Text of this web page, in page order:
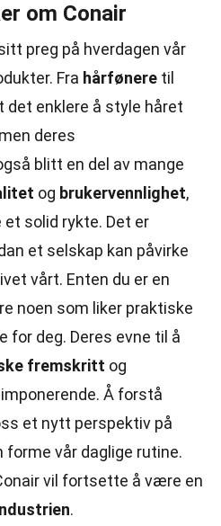
om Conair
preg på hverdagen vår
Fra hårfønere til
det enklere å style håret
deres
blitt en del av mange
og brukervennlighet,
et solid rykte. Det er
et selskap kan påvirke
vårt. Enten du er en
noen som liker praktiske
for deg. Deres evne til å
fremskritt og
Å forstå
et nytt perspektiv på
forme vår daglige rutine.
vil fortsette å være en
.